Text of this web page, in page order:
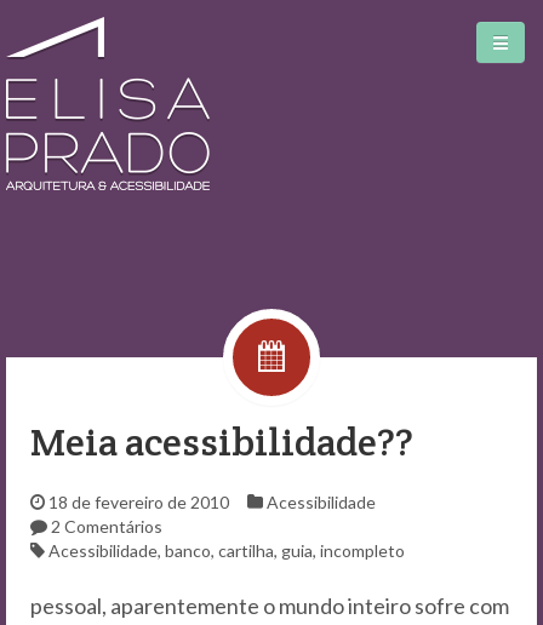
Biblioteca
Sobre
Contato
Meia acessibilidade??
18 de fevereiro de 2010
Acessibilidade
2 Comentários
Acessibilidade, banco, cartilha, guia, incompleto
pessoal, aparentemente o mundo inteiro sofre com